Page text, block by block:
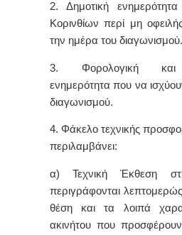
2. Δημοτική
Κορινθίων περί μη
την ημέρα του διαγωνισμού.
3. Φορολογική και
ενημερότητα που να
διαγωνισμού.
4. Φάκελο τεχνικής
περιλαμβάνει:
α) Τεχνική Έκθεση
περιγράφονται
θέση και τα λοιπά
ακινήτου που